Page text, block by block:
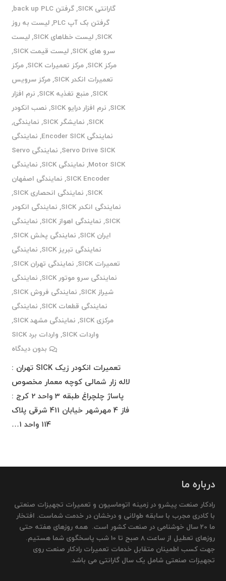
گارانتی SICK
,گرفتن back up PLC
,
گرفتن بک آپ PLC
,لیست به روز
SICK
,لیست خطاهای SICK ,لیست
سرو های SICK
,لیست قیمت SICK
,
مرکز SICK
,مرکز تعمیرات SICK ,مرکز
تعمیرات انکدر SICK
,مرکز سرویس
SICK
,منبع تغذیه SICK , نرم افزار
SICK
, نرم افزار درایو SICK , نصب انکودر
SICK
, نمایشگر SICK , نمایندگی,
نمایندگی Encoder SICK
, نمایندگی
Servo Drive SICK
,
نمایندگی Servo
Motor SICK
, نمایندگی SICK , نمایندگی
SICK Encoder
, نمایندگی اصفهان
SICK
, نمایندگی انحصاری SICK
,
نمایندگی انکدر SICK
, نمایندگی انکودر
SICK
, نمایندگی اهواز SICK , نمایندگی
ایران SICK
, نمایندگی پخش SICK
,
نمایندگی تبریز SICK
, نمایندگی
تعمیرات SICK
, نمایندگی تهران SICK
,
نمایندگی سرو موتور SICK
, نمایندگی
شیراز SICK
, نمایندگی فروش SICK
,
نمایندگی قطعات SICK
, نمایندگی
مرکزی SICK
, نمایندگی مشهد SICK
,
واردات SICK
, واردات برد SICK
بدون دیدگاه
تعمیرات انکودر زیک SICK تهران :
لاله زار شمالی کوچه معمار مخصوص
پاساژ چلچراغ طبقه 3 واحد 2 کرج :
فاز 4 مهرشهر خیابان 411 شرقی پلاک
114 واحد 1…
درباره ما
رادکار صنعت پیشرو در زمینه اتوماسیون و تعمیرات تجهیزات صنعتی
با کادری مجرب با سابقه طولانی و درخشان در خدمت شماست. افتخار
ما 20 سال خوشنامی در صنعت کشور است. همه روزهای هفته حتی
روزهای تعطیل از ساعت 8 صبح تا 10 شب پاسخگوی شما هستیم.
جهت کسب اطمینان متقابل خدمات تعمیرات رادکار صنعت روی
تجهیزات صنعتی شامل یک سال گارانتی می باشد.